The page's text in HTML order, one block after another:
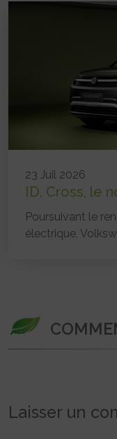
23 Juil 2026
ID. Cross, le
Poursuivant le
électrique,
Laisser un